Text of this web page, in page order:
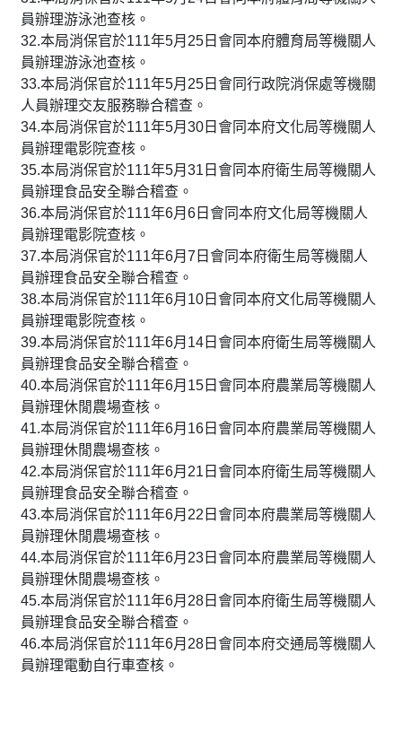
員辦理游泳池查核。
32.本局消保官於111年5月25日會同本府體育局等機關人
員辦理游泳池查核。
33.本局消保官於111年5月25日會同行政院消保處等機關
人員辦理交友服務聯合稽查。
34.本局消保官於111年5月30日會同本府文化局等機關人
員辦理電影院查核。
35.本局消保官於111年5月31日會同本府衛生局等機關人
員辦理食品安全聯合稽查。
36.本局消保官於111年6月6日會同本府文化局等機關人
員辦理電影院查核。
37.本局消保官於111年6月7日會同本府衛生局等機關人
員辦理食品安全聯合稽查。
38.本局消保官於111年6月10日會同本府文化局等機關人
員辦理電影院查核。
39.本局消保官於111年6月14日會同本府衛生局等機關人
員辦理食品安全聯合稽查。
40.本局消保官於111年6月15日會同本府農業局等機關人
員辦理休閒農場查核。
41.本局消保官於111年6月16日會同本府農業局等機關人
員辦理休閒農場查核。
42.本局消保官於111年6月21日會同本府衛生局等機關人
員辦理食品安全聯合稽查。
43.本局消保官於111年6月22日會同本府農業局等機關人
員辦理休閒農場查核。
44.本局消保官於111年6月23日會同本府農業局等機關人
員辦理休閒農場查核。
45.本局消保官於111年6月28日會同本府衛生局等機關人
員辦理食品安全聯合稽查。
46.本局消保官於111年6月28日會同本府交通局等機關人
員辦理電動自行車查核。